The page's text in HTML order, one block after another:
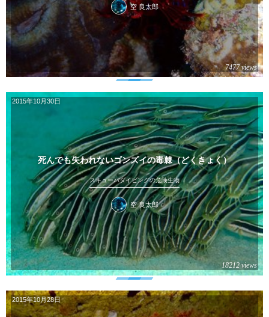
空 良太郎
7477 views
死んでも失われないゴンズイの毒棘（どくきょく）
2015年10月30日
スキューバダイビングの危険生物
空 良太郎
18212 views
2015年10月28日